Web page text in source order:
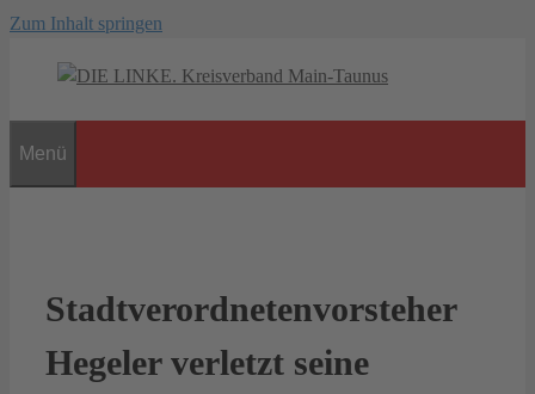
Zum Inhalt springen
Menü
Stadtverordnetenvorsteher
Hegeler verletzt seine